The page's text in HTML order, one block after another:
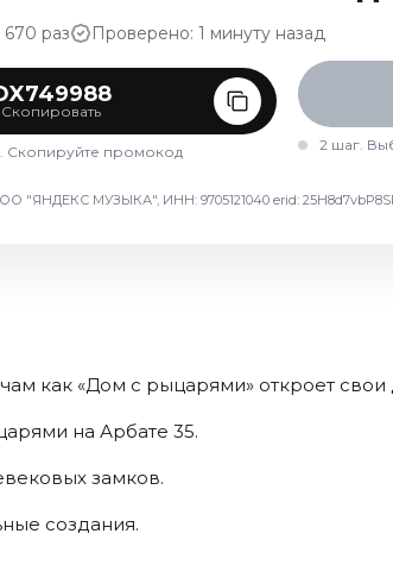
раз Проверено: 1 минуту назад
Скопировать
Скопируйте промокод
2 шаг.
"ЯНДЕКС МУЗЫКА", ИНН: 9705121040 erid:
как «Дом с рыцарями» откроет
на Арбате 35.
замков.
создания.